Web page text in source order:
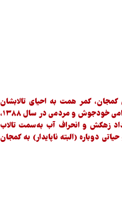
کمجان، کمر همت به احیای تالابشان
بستند و با اقدامی خودجوش و مردمی در سال ۱۳۸۸،
زهکش و انحراف آب به‌سمت تالاب
دوباره (البته ناپایدار) به کمجان